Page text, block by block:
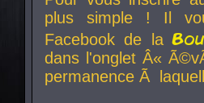
plus simple ! Il
Facebook de la
dans l'onglet Â«
permanence Ã